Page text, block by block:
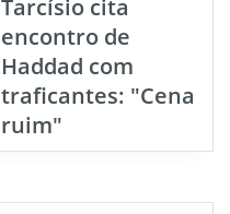
Tarcísio cita
encontro de
Haddad com
traficantes: "Cena
ruim"